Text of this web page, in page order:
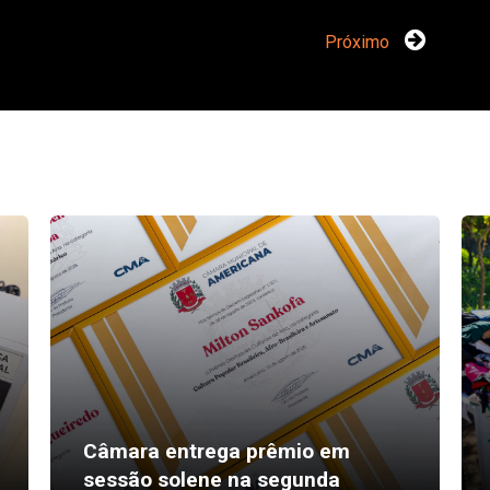
Próximo
Câmara entrega prêmio em
sessão solene na segunda